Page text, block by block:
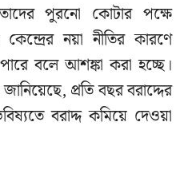
পুরনো কোটার পক্ষে
নয়া নীতির কারণে
বলে আশঙ্কা করা হচ্ছে।
প্রতি বছর বরাদ্দের
বরাদ্দ কমিয়ে দেওয়া